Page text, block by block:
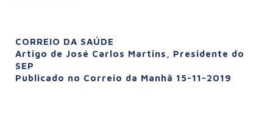
CORREIO DA SAÚDE
Artigo de José Carlos Martins, Presidente do
SEP
Publicado no Correio da Manhã 15-11-2019